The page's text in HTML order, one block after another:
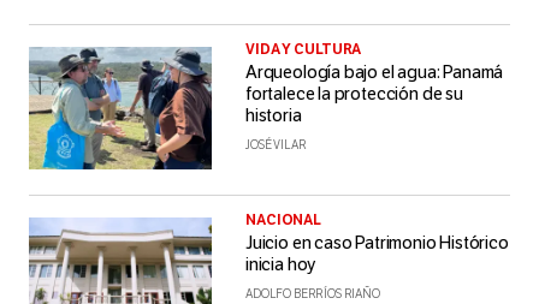
VIDA Y CULTURA
Arqueología bajo el agua: Panamá
fortalece la protección de su
historia
JOSÉ VILAR
NACIONAL
Juicio en caso Patrimonio Histórico
inicia hoy
ADOLFO BERRÍOS RIAÑO